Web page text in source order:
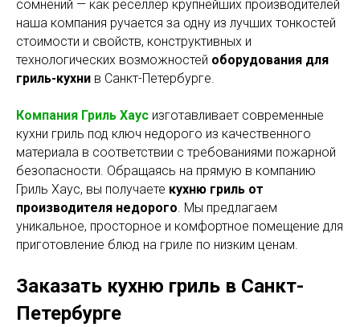
сомнений — как реселлер крупнейших производителей
наша компания ручается за одну из лучших тонкостей
стоимости и свойств, конструктивных и
технологических возможностей оборудования для
гриль-кухни в Санкт-Петербурге.
Компания Гриль Хаус изготавливает современные
кухни гриль под ключ недорого из качественного
материала в соответствии с требованиями пожарной
безопасности. Обращаясь на прямую в компанию
Гриль Хаус, вы получаете кухню гриль от
производителя недорого . Мы предлагаем
уникальное, просторное и комфортное помещение для
приготовление блюд на гриле по низким ценам.
Заказать кухню гриль в Санкт-
Петербурге